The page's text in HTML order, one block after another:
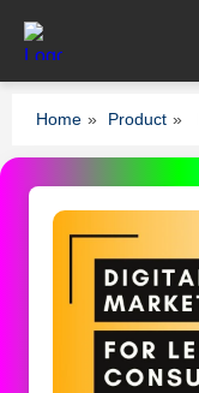
Home » Product »